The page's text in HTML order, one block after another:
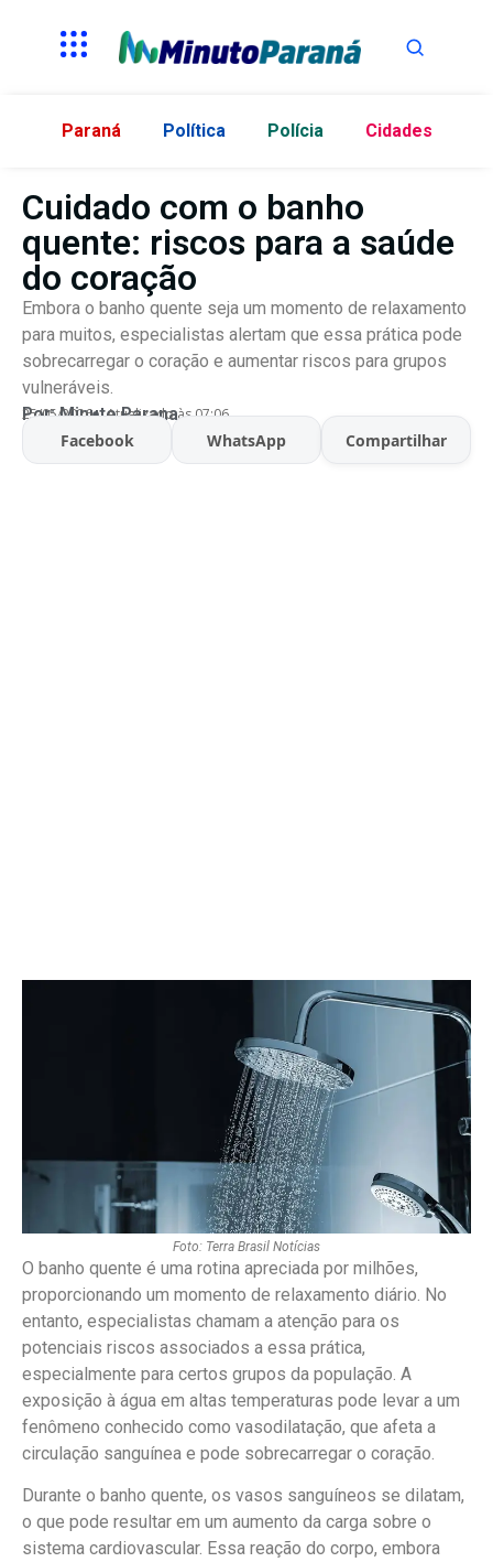
Paraná Política Polícia Cidades
Cuidado com o banho
quente: riscos para a saúde
do coração
Embora o banho quente seja um momento de relaxamento
para muitos, especialistas alertam que essa prática pode
sobrecarregar o coração e aumentar riscos para grupos
vulneráveis.
Por:Minuto Parana
25/05/2026 Atualizado às 07:06
Facebook WhatsApp Compartilhar
Foto: Terra Brasil Notícias
O banho quente é uma rotina apreciada por milhões,
proporcionando um momento de relaxamento diário. No
entanto, especialistas chamam a atenção para os
potenciais riscos associados a essa prática,
especialmente para certos grupos da população. A
exposição à água em altas temperaturas pode levar a um
fenômeno conhecido como vasodilatação, que afeta a
circulação sanguínea e pode sobrecarregar o coração.
Durante o banho quente, os vasos sanguíneos se dilatam,
o que pode resultar em um aumento da carga sobre o
sistema cardiovascular. Essa reação do corpo, embora